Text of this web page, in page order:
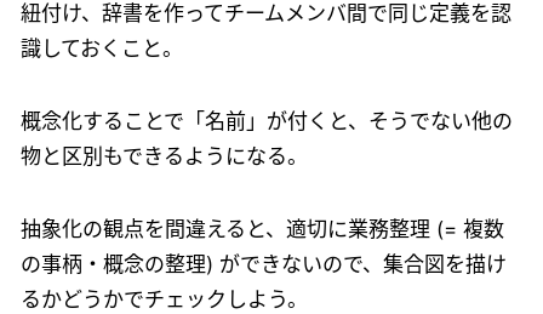
紐付け、辞書を作ってチームメンバ間で同じ定義を認
識しておくこと。
概念化することで「名前」が付くと、そうでない他の
物と区別もできるようになる。
抽象化の観点を間違えると、適切に業務整理 (= 複数
の事柄・概念の整理) ができないので、集合図を描け
るかどうかでチェックしよう。